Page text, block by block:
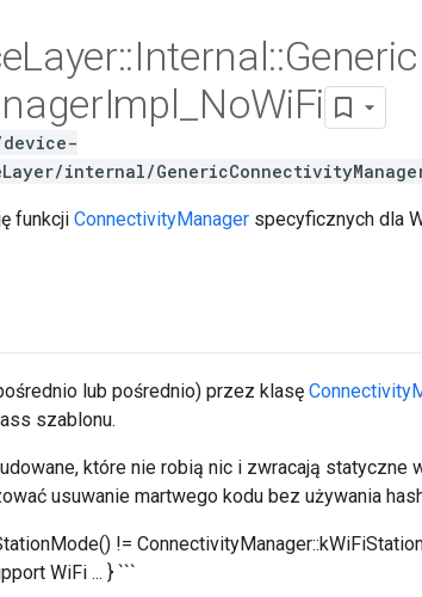
Layer::Internal::Generic
Impl NoWiFi
internal/
funkcji ConnectivityManager specyficznych dla
lub pośrednio) przez klasę
szablonu.
które nie robią nic i zwracają statyczne
usuwanie martwego kodu bez używania
!=
WiFi ... } ```